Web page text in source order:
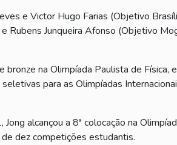
e Victor Hugo Farias (Objetivo
Rubens Junqueira Afonso (Objetivo
na Olimpíada Paulista de Física,
para as Olimpíadas
alcançou a 8ª colocação na
dez competições estudantis.